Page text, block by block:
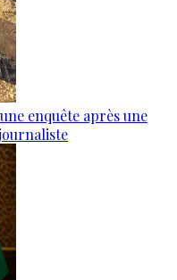
enquête après une